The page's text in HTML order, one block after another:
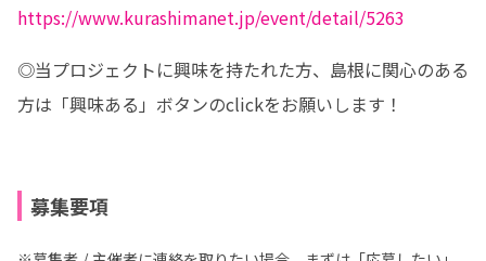
https://www.kurashimanet.jp/event/detail/5263
◎当プロジェクトに興味を持たれた方、島根に関心のある
方は「興味ある」ボタンのclickをお願いします！
募集要項